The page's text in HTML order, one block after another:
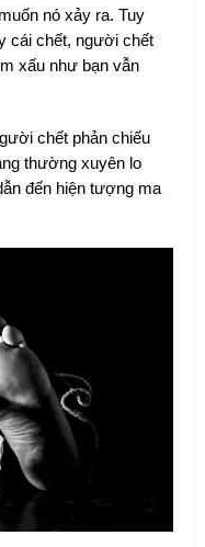
nó xảy ra. Tuy
cái chết, người chết
xấu như bạn vẫn
chết phản chiếu
thường xuyên lo
đến hiện tượng ma